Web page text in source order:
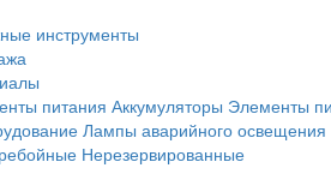
инструменты
питания Аккумуляторы Элементы
Лампы аварийного освещения
Нерезервированные